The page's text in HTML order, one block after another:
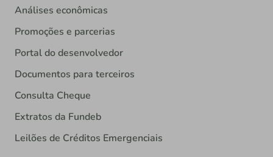
Análises econômicas
Promoções e parcerias
Portal do desenvolvedor
Documentos para terceiros
Consulta Cheque
Extratos da Fundeb
Leilões de Créditos Emergenciais